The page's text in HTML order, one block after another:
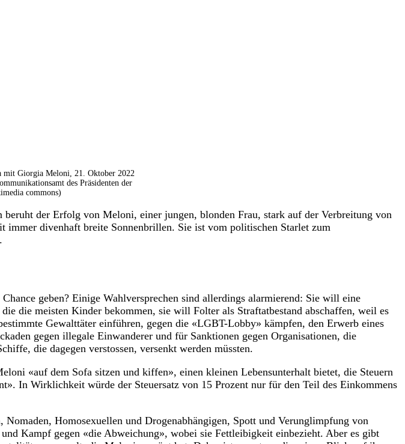
mit Giorgia Meloni, 21. Oktober 2022
des Präsidenten der
commons)
der Erfolg von Meloni, einer jungen, blonden Frau, stark auf der Verbreitung von
divenhaft breite Sonnenbrillen. Sie ist vom politischen Starlet zum
geben? Einige Wahlversprechen sind allerdings alarmierend: Sie will eine
die meisten Kinder bekommen, sie will Folter als Straftatbestand abschaffen, weil es
Gewalttäter einführen, gegen die «LGBT-Lobby» kämpfen, den Erwerb eines
gegen illegale Einwanderer und für Sanktionen gegen Organisationen, die
die dagegen verstossen, versenkt werden müssten.
«auf dem Sofa sitzen und kiffen», einen kleinen Lebensunterhalt bietet, die Steuern
In Wirklichkeit würde der Steuersatz von 15 Prozent nur für den Teil des Einkommens
Homosexuellen und Drogenabhängigen, Spott und Verunglimpfung von
Kampf gegen «die Abweichung», wobei sie Fettleibigkeit einbezieht. Aber es gibt